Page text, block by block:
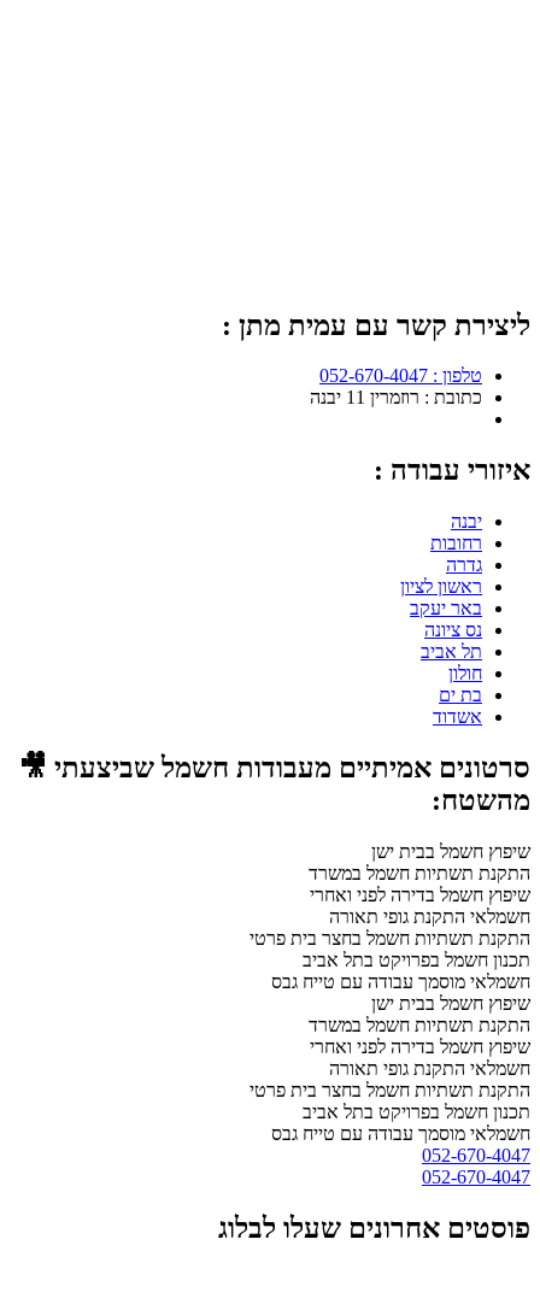
ליצירת קשר עם עמית מתן :
טלפון : 052-670-4047
כתובת : רוזמרין 11 יבנה
איזורי עבודה :
יבנה
רחובות
גדרה
ראשון לציון
באר יעקב
נס ציונה
תל אביב
חולון
בת ים
אשדוד
סרטונים אמיתיים מעבודות חשמל שביצעתי 🎥
מהשטח:
שיפוץ חשמל בבית ישן
התקנת תשתיות חשמל במשרד
שיפוץ חשמל בדירה לפני ואחרי
חשמלאי התקנת גופי תאורה
התקנת תשתיות חשמל בחצר בית פרטי
תכנון חשמל בפרויקט בתל אביב
חשמלאי מוסמך עבודה עם טייח גבס
שיפוץ חשמל בבית ישן
התקנת תשתיות חשמל במשרד
שיפוץ חשמל בדירה לפני ואחרי
חשמלאי התקנת גופי תאורה
התקנת תשתיות חשמל בחצר בית פרטי
תכנון חשמל בפרויקט בתל אביב
חשמלאי מוסמך עבודה עם טייח גבס
052-670-4047
052-670-4047
פוסטים אחרונים שעלו לבלוג